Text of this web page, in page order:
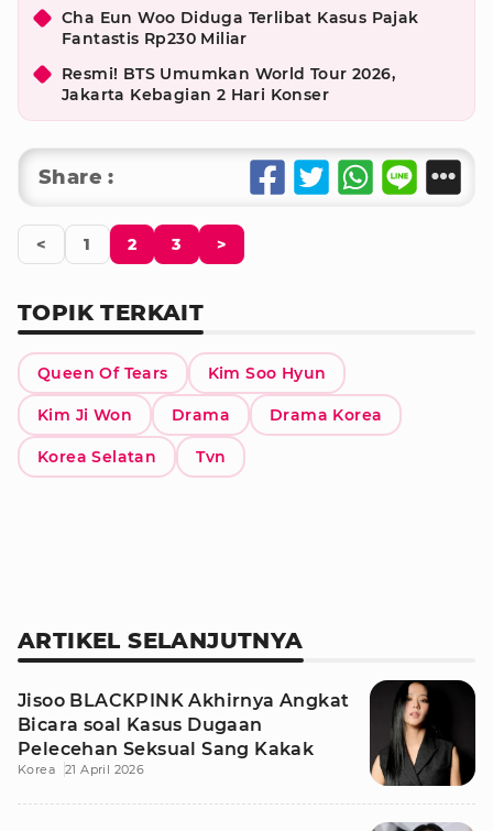
Cha Eun Woo Diduga Terlibat Kasus Pajak
Fantastis Rp230 Miliar
Resmi! BTS Umumkan World Tour 2026,
Jakarta Kebagian 2 Hari Konser
Share :
< 1 2 3 >
TOPIK TERKAIT
Queen Of Tears Kim Soo Hyun
Kim Ji Won Drama Drama Korea
Korea Selatan Tvn
ARTIKEL SELANJUTNYA
Jisoo BLACKPINK Akhirnya Angkat
Bicara soal Kasus Dugaan
Pelecehan Seksual Sang Kakak
Korea 21 April 2026